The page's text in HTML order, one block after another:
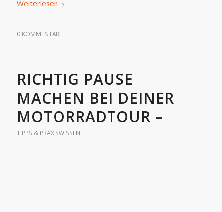
Weiterlesen
0 KOMMENTARE
RICHTIG PAUSE
MACHEN BEI DEINER
MOTORRADTOUR –
TIPPS & PRAXISWISSEN